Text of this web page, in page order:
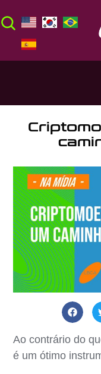
Ao contrário do
é um ótimo